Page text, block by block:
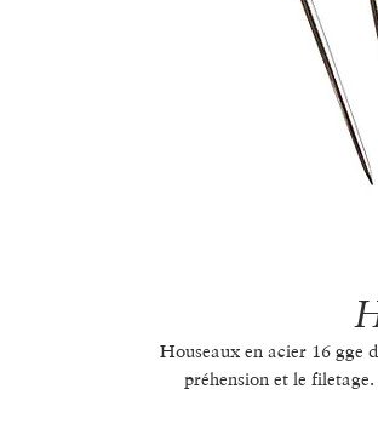
Houseaux en acier 16 gge
préhension et le